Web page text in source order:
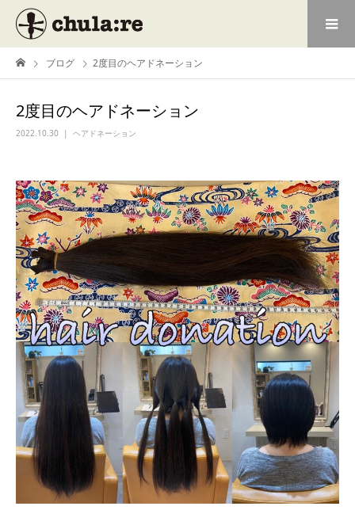
ブログ 2度目のヘアドネーション
2度目のヘアドネーション
2022.10.30 ヘアドネーション